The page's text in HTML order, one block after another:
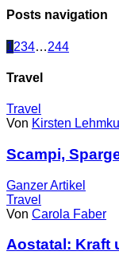
Posts navigation
1234…244
Travel
Travel
Von Kirsten
Scampi,
GanzerArtikel
Travel
Von Carola Faber
Aostatal: Kraft